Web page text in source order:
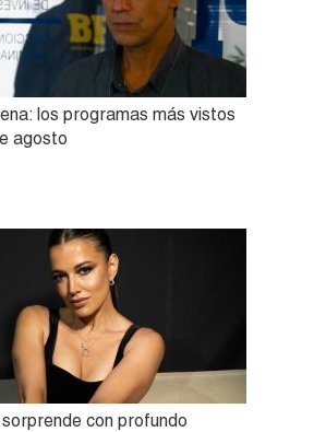
los programas más vistos
agosto
con profundo